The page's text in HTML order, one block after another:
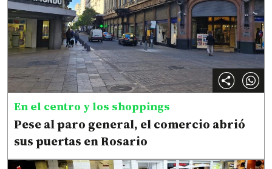
En el centro y los shoppings
Pese al paro general, el comercio abrió
sus puertas en Rosario